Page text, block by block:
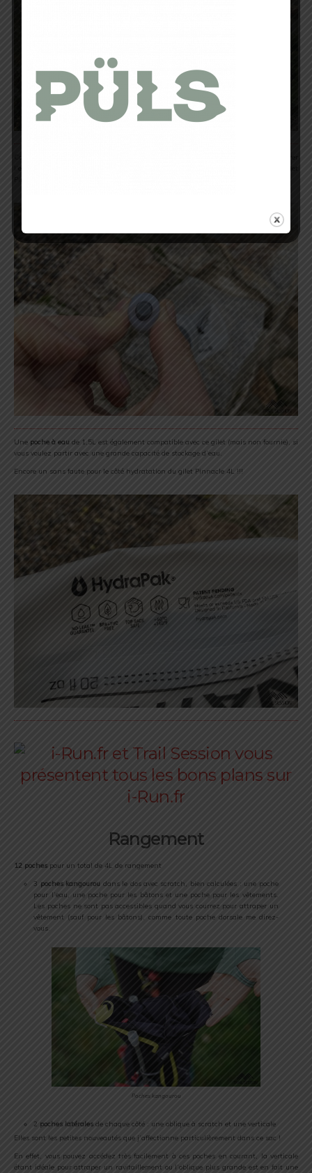
Une poche à eau de 1,5L est également compatible avec ce gilet (mais non fournie), si
vous voulez partir avec une grande capacité de stockage d’eau.
Encore un sans faute pour le côté hydratation du gilet Pinnacle 4L !!!
Rangement
12 poches pour un total de 4L de rangement
3 poches kangourou dans le dos avec scratch, bien calculées : une poche
pour l’eau, une poche pour les bâtons et une poche pour les vêtements.
Les poches ne sont pas accessibles quand vous courrez pour attraper un
vêtement (sauf pour les bâtons), comme toute poche dorsale me direz-
vous.
Poches kangourou
2 poches latérales de chaque côté : une oblique à scratch et une verticale
Elles sont les petites nouveautés que j’affectionne particulièrement dans ce sac !
En effet, vous pouvez accédez très facilement à ces poches en courant, la verticale
étant idéale pour attraper un ravitaillement ou l’oblique plus grande est en fait une